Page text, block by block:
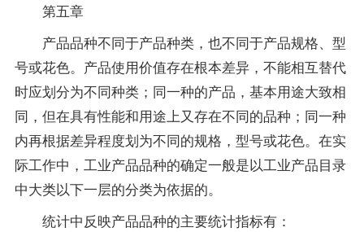
第五章
产品品种不同于产品种类，也不同于产品规格、型
号或花色。产品使用价值存在根本差异，不能相互替代
时应划分为不同种类；同一种的产品，基本用途大致相
同，但在具有性能和用途上又存在不同的品种；同一种
内再根据差异程度划为不同的规格，型号或花色。在实
际工作中，工业产品品种的确定一般是以工业产品目录
中大类以下一层的分类为依据的。
统计中反映产品品种的主要统计指标有：